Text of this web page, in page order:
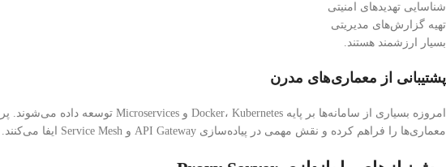
شناسایی تهدیدهای امنیتی
تهیه گزارش‌های مدیریتی
بسیار ارزشمند هستند.
پشتیبانی از معماری‌های مدرن
معماری‌ها را فراهم کرده و نقش مهمی در پیاده‌سازی API Gateway و Service Mesh ایفا می‌کنند.